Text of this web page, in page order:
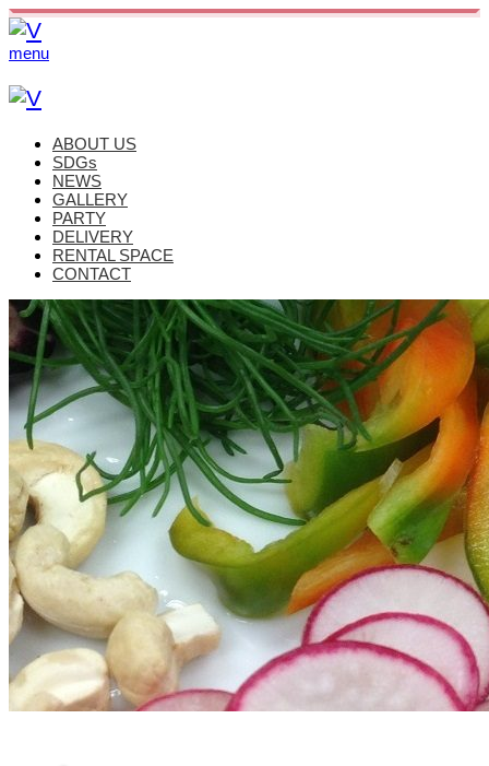
menu
ABOUT US
SDGs
NEWS
GALLERY
PARTY
DELIVERY
RENTAL SPACE
CONTACT